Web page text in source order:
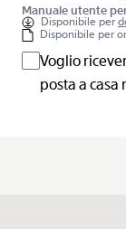
Manuale utente
Disponibile per
Disponibile per
Voglio
posta a casa